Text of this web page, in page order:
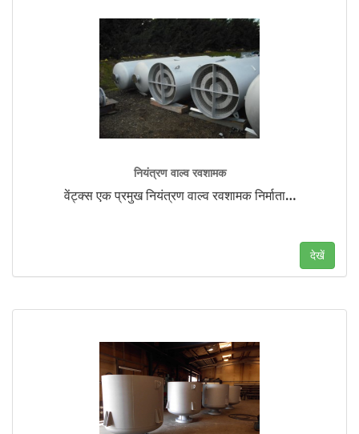
नियंत्रण वाल्व रवशामक
वेंट्क्स एक प्रमुख नियंत्रण वाल्व रवशामक निर्माता…
देखें